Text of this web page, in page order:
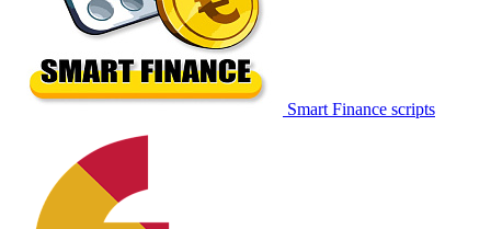
Smart Finance scripts